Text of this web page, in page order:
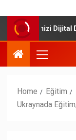
İşletmenizi Dijital
Home
Eğitim
Ukraynada